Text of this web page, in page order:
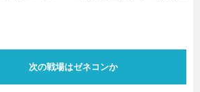
次の戦場はゼネコンか